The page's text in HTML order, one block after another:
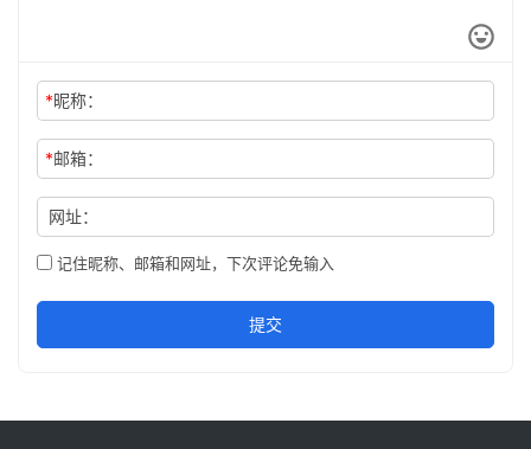
*昵称：
*邮箱：
网址：
记住昵称、邮箱和网址，下次评论免输入
提交